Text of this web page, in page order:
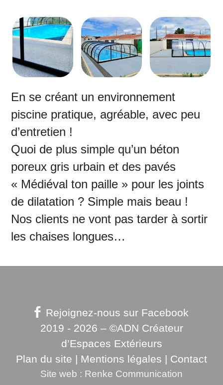
En se créant un environnement
piscine pratique, agréable, avec peu
d’entretien !
Quoi de plus simple qu’un béton
poreux gris urbain et des pavés
« Médiéval ton paille » pour les joints
de dilatation ? Simple mais beau !
Nos clients ne vont pas tarder à sortir
les chaises longues…
Rejoignez-nous sur Facebook
2019 - 2026 – ©ADN Créateur
d’Espaces Extérieurs
Plan du site | Mentions légales | Contact
Site web : Renke Communication